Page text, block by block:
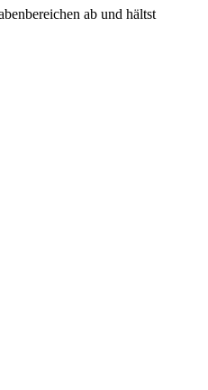
ab und hältst